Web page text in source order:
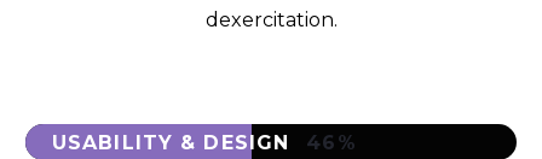
dexercitation.
USABILITY & DESIGN 46%